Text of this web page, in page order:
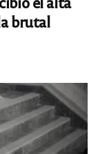
brutal